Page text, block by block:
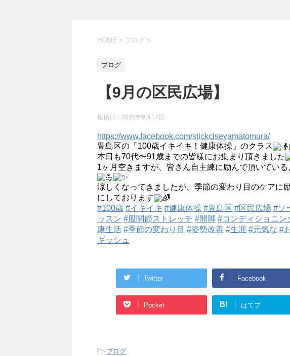
HOME > ブログ >
ブログ
【9月の区民広場】
投稿日： 2020年9月17日
https://www.facebook.com/stickciseyamatomura/
豊島区の「100歳イキイキ！健康体操」のクラス
本日も70代〜91歳までの皆様にお集まり頂きました
1ヶ月空きますが、皆さん自主練に励んで頂いてい
涼しくなってきましたが、季節の変わり目のケアに
にしております
#100歳 #イキイキ #健康体操 #豊島区 #区民広場 #ソ
ッスン #股関節ストレッチ #開脚 #コンディショニン
康生活 #季節の変わり目 #姿勢改善 #生涯 #元気な #
ギッシュ
Twitter Facebook
Pocket B! はてブ
-ブログ